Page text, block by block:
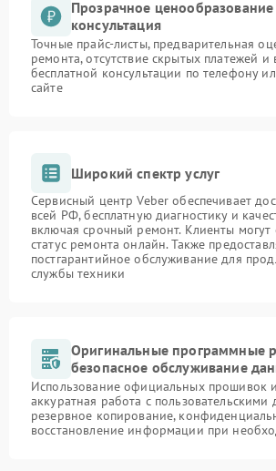
Прозрачное ценообразование
консультация
Точные прайс-листы, предварительная
ремонта, отсутствие скрытых платежей и
бесплатной консультации по телефону
сайте
Широкий спектр услуг
Сервисный центр Veber обеспечивает
всей РФ, бесплатную диагностику и
включая срочный ремонт. Клиенты могут
статус ремонта онлайн. Также
постгарантийное обслуживание для
службы техники
Оригинальные программные
безопасное обслуживание
Использование официальных прошивок
аккуратная работа с
резервное копирование,
восстановление информации при